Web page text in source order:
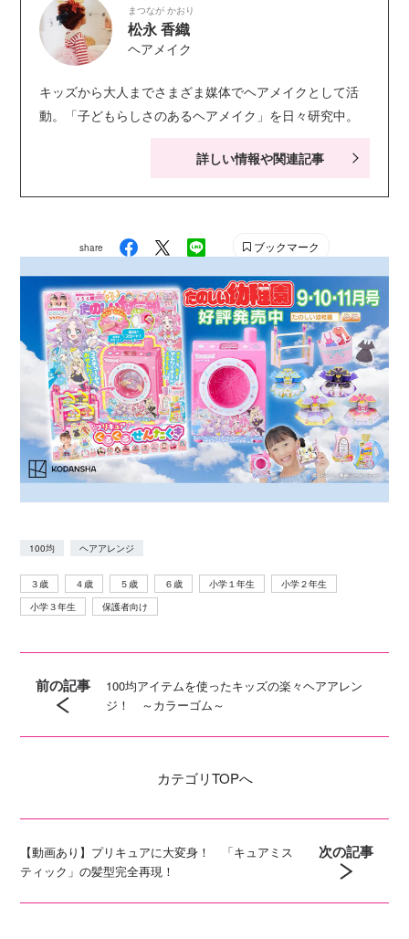
まつなが かおり
松永 香織
ヘアメイク
キッズから大人までさまざま媒体でヘアメイクとして活
動。「子どもらしさのあるヘアメイク」を日々研究中。
詳しい情報や関連記事
share ブックマーク
100均 ヘアアレンジ
３歳 ４歳 ５歳 ６歳 小学１年生
小学２年生
小学３年生
保護者向け
前の記事
100均アイテムを使ったキッズの楽々ヘアアレン
ジ！ ～カラーゴム～
カテゴリTOPへ
【動画あり】プリキュアに大変身！ 「キュアミス
ティック」の髪型完全再現！
次の記事